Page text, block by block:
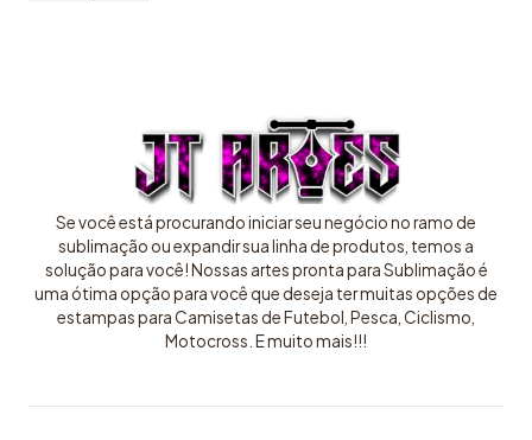
Se você está procurando iniciar seu negócio no ramo de
sublimação ou expandir sua linha de produtos, temos a
solução para você! Nossas artes pronta para Sublimação é
uma ótima opção para você que deseja ter muitas opções de
estampas para Camisetas de Futebol, Pesca, Ciclismo,
Motocross. E muito mais!!!